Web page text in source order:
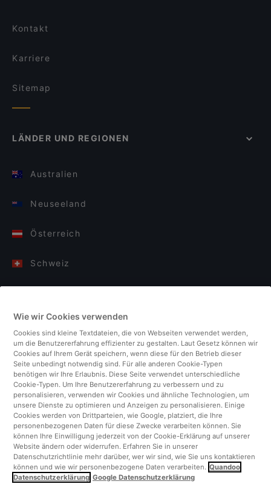
Kontakt
Karriere
Sitemap
LÄNDER UND REGIONEN
Australien
Neuseeland
Österreich
Schweiz
Italien
Finnland
Vereinigtes Königreich
Türkei
Niederlande
Singapur
Wie wir Cookies verwenden
Cookies sind kleine Textdateien, die von Webseiten verwendet werden,
um die Benutzererfahrung effizienter zu gestalten. Laut Gesetz können wir
Cookies auf Ihrem Gerät speichern, wenn diese für den Betrieb dieser
Seite unbedingt notwendig sind. Für alle anderen Cookie-Typen
benötigen wir Ihre Erlaubnis. Diese Seite verwendet unterschiedliche
Cookie-Typen. Um Ihre Benutzererfahrung zu verbessern und zu
personalisieren, verwenden wir Cookies und ähnliche Technologien, um
unsere Dienste zu optimieren und Anzeigen zu personalisieren. Einige
Cookies werden von Drittparteien, wie Google, platziert, die Ihre
personenbezogenen Daten für diese Zwecke verarbeiten können. Sie
können Ihre Einwilligung jederzeit von der Cookie-Erklärung auf unserer
Website ändern oder widerrufen. Erfahren Sie in unserer
Datenschutzrichtlinie mehr darüber, wer wir sind, wie Sie uns kontaktieren
können und wie wir personenbezogene Daten verarbeiten. Quandoo
Datenschutzerklärung Google Datenschutzerklärung